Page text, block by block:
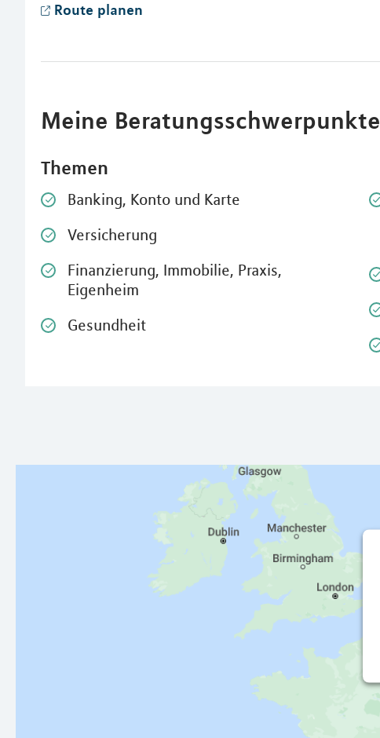
Route planen
Meine Beratungsschwerpunkte
Themen
Banking, Konto und Karte
Versicherung
Finanzierung, Immobilie, Praxis,
Eigenheim
Gesundheit